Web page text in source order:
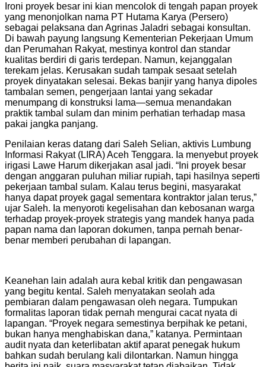
Ironi proyek besar ini kian mencolok di tengah papan proyek
yang menonjolkan nama PT Hutama Karya (Persero)
sebagai pelaksana dan Agrinas Jaladri sebagai konsultan.
Di bawah payung langsung Kementerian Pekerjaan Umum
dan Perumahan Rakyat, mestinya kontrol dan standar
kualitas berdiri di garis terdepan. Namun, kejanggalan
terekam jelas. Kerusakan sudah tampak sesaat setelah
proyek dinyatakan selesai. Bekas banjir yang hanya dipoles
tambalan semen, pengerjaan lantai yang sekadar
menumpang di konstruksi lama—semua menandakan
praktik tambal sulam dan minim perhatian terhadap masa
pakai jangka panjang.
Penilaian keras datang dari Saleh Selian, aktivis Lumbung
Informasi Rakyat (LIRA) Aceh Tenggara. Ia menyebut proyek
irigasi Lawe Harum dikerjakan asal jadi. “Ini proyek besar
dengan anggaran puluhan miliar rupiah, tapi hasilnya seperti
pekerjaan tambal sulam. Kalau terus begini, masyarakat
hanya dapat proyek gagal sementara kontraktor jalan terus,”
ujar Saleh. Ia menyoroti kegelisahan dan kebosanan warga
terhadap proyek-proyek strategis yang mandek hanya pada
papan nama dan laporan dokumen, tanpa pernah benar-
benar memberi perubahan di lapangan.
Keanehan lain adalah aura kebal kritik dan pengawasan
yang begitu kental. Saleh menyatakan seolah ada
pembiaran dalam pengawasan oleh negara. Tumpukan
formalitas laporan tidak pernah mengurai cacat nyata di
lapangan. “Proyek negara semestinya berpihak ke petani,
bukan hanya menghabiskan dana,” katanya. Permintaan
audit nyata dan keterlibatan aktif aparat penegak hukum
bahkan sudah berulang kali dilontarkan. Namun hingga